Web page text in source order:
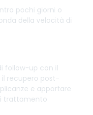
pochi giorni o
della velocità di
follow-up con il
il recupero post-
e apportare
trattamento